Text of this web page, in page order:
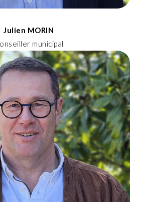
Julien MORIN
municipal